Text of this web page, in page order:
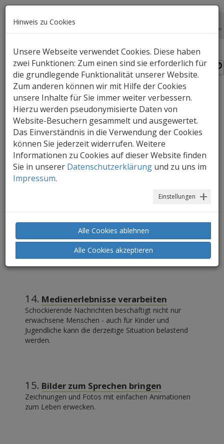
254 Treffer:
11.VogelFunFacts.pdf
Vogelmemory.pdf
14. Medienerlebnisse verarbeiten
Schockierende Nachrichten beschäftigt nicht nur
erwachsene Menschen - auch für Kinder und
Jugendliche kann die derzeitige Situation belastend
werden.
15. Bilder zum Sprechen bringen
Zeichnungen und Fotos mit einfachen Animationen
zum Leben erwecken.
Hinweis zu Cookies
Unsere Webseite verwendet Cookies. Diese haben
zwei Funktionen: Zum einen sind sie erforderlich für
die grundlegende Funktionalität unserer Website.
Zum anderen können wir mit Hilfe der Cookies
unsere Inhalte für Sie immer weiter verbessern.
Hierzu werden pseudonymisierte Daten von
Website-Besuchern gesammelt und ausgewertet.
Das Einverständnis in die Verwendung der Cookies
können Sie jederzeit widerrufen. Weitere
Informationen zu Cookies auf dieser Website finden
Sie in unserer Datenschutzerklärung und zu uns im
Impressum.
Einstellungen
Alle Cookies ablehnen
Alle Cookies akzeptieren